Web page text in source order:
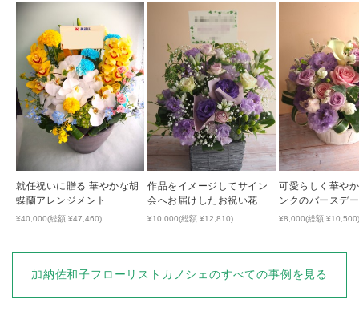
就任祝いに贈る 華やかな胡
蝶蘭アレンジメント
¥40,000(総額 ¥47,460)
作品をイメージしてサイン
会へお届けしたお祝い花
¥10,000(総額 ¥12,810)
可愛らしく華や
ンクのバースデ
¥8,000(総額
加納佐和子フローリストカノシェのすべての事例を見る